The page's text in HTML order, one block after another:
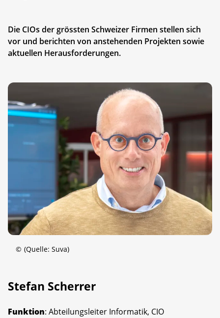
Die CIOs der grössten Schweizer Firmen stellen sich
vor und berichten von anstehenden Projekten sowie
aktuellen Herausforderungen.
© (Quelle: Suva)
Stefan Scherrer
Funktion: Abteilungsleiter Informatik, CIO